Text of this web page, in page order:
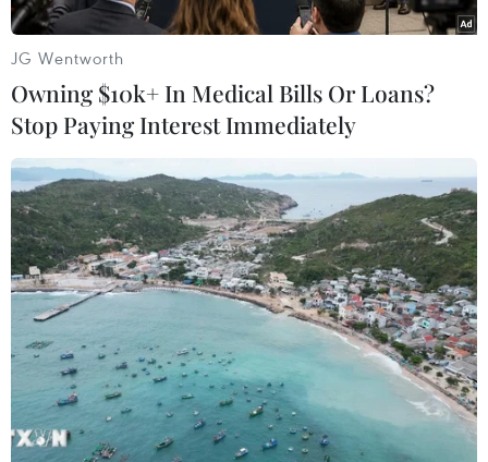
#TP.HCM #Triều cường #Lụt bão
#Mưa lớn
Áo
JG Wentworth
Owning $10k+ In Medical Bills Or Loans?
Stop Paying Interest Immediately